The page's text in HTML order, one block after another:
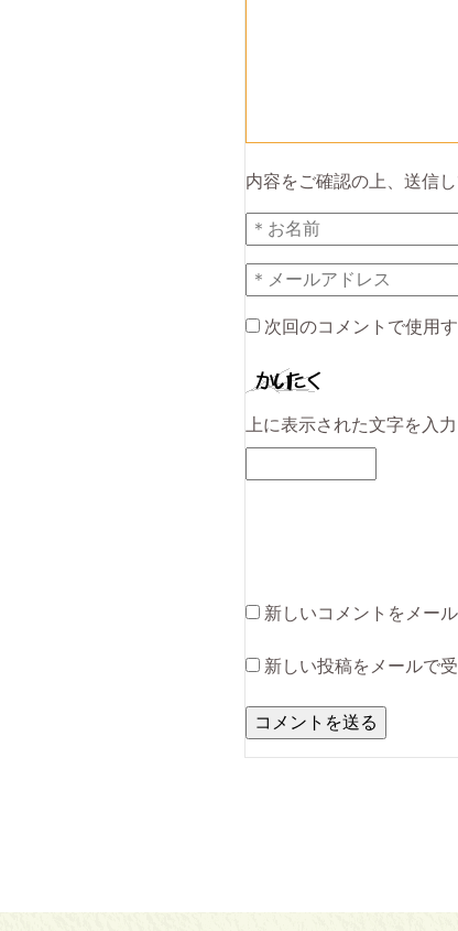
内容をご確認の上、送信し
次回のコメントで使用
上に表示された文字を入
新しいコメントをメー
新しい投稿をメールで